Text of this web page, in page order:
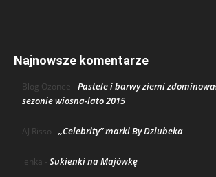
Najnowsze komentarze
Blog Ozonee - Pastele i barwy ziemi
sezonie wiosna-lato 2015
AJ Risso - „Celebrity” marki By Dziubeka
lenka - Sukienki na Majówkę